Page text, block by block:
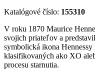
Katalógové číslo: 155310
V roku 1870 Maurice
svojich priateľov a
symbolická ikona
klasifikovaných ako XO
procesu starnutia.